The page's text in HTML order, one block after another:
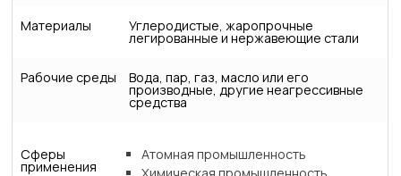
Материалы Углеродистые, жаропрочные
легированные и нержавеющие стали
Рабочие среды Вода, пар, газ, масло или его
производные, другие неагрессивные
средства
Сферы
применения
Атомная промышленность